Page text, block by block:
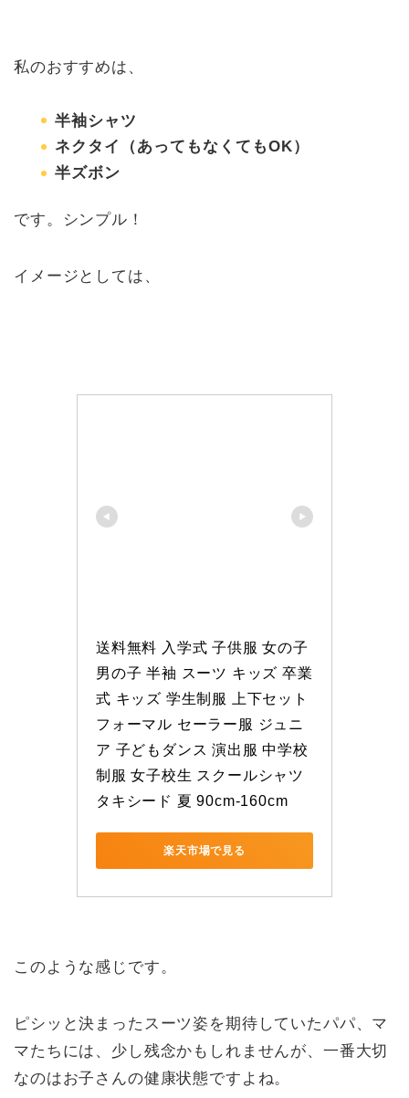
私のおすすめは、
半袖シャツ
ネクタイ（あってもなくてもOK）
半ズボン
です。シンプル！
イメージとしては、
送料無料 入学式 子供服 女の子
男の子 半袖 スーツ キッズ 卒業
式 キッズ 学生制服 上下セット
フォーマル セーラー服 ジュニ
ア 子どもダンス 演出服 中学校
制服 女子校生 スクールシャツ
タキシード 夏 90cm-160cm
楽天市場で見る
このような感じです。
ピシッと決まったスーツ姿を期待していたパパ、マ
マたちには、少し残念かもしれませんが、一番大切
なのはお子さんの健康状態ですよね。